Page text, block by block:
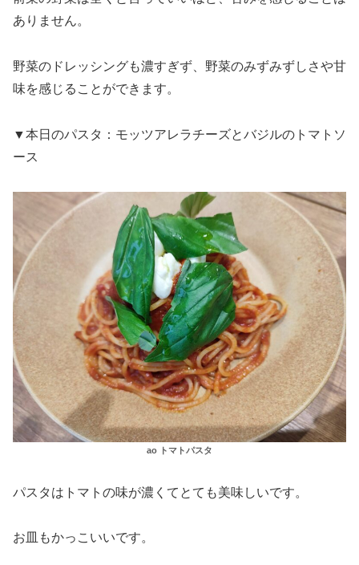
ありません。
野菜のドレッシングも濃すぎず、野菜のみずみずしさや甘
味を感じることができます。
▼本日のパスタ：モッツアレラチーズとバジルのトマトソ
ース
ao トマトパスタ
パスタはトマトの味が濃くてとても美味しいです。
お皿もかっこいいです。